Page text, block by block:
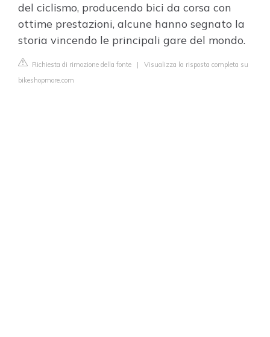
del ciclismo, producendo bici da corsa con
ottime prestazioni, alcune hanno segnato la
storia vincendo le principali gare del mondo.
Richiesta di rimozione della fonte | Visualizza la risposta completa su
bikeshopmore.com